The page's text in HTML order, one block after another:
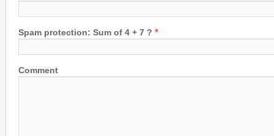
Spam protection: Sum of 4 + 7 ? *
Comment